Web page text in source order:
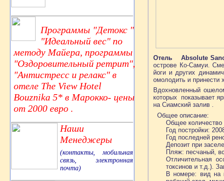
Программы "Детокс "
"Идеальный вес" по
методу Майера, программы
"Оздоровительный ретрит",
"Антистресс и релакс" в
отеле The View Hotel
Bouznika 5* в Марокко- цены
от 2000 евро .
Наши
Менеджеры
(контакты, мобильная
связь, электронная
почта)
Отель Absolute
острове Ко-Самуи.
йоги и других
омолодить и принести
Вдохновленный
которых показывает
на Сиамский залив .
Общее описание:
Общее количество
Год постройки:
Год последней
Депозит при
Пляж: песчаный,
Отличительная
токсинов и т.д.).
В номере: вид на